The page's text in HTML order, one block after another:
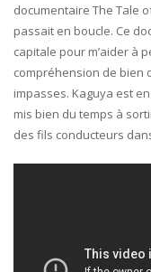
documentaire The Tale
passait en boucle. Ce
capitale pour m’aider à
compréhension de bien
impasses. Kaguya est
mis bien du temps à
des fils conducteurs